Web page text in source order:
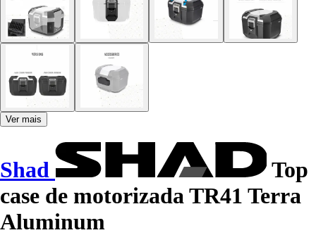
Ver mais
Shad
Top
case de motorizada TR41 Terra
Aluminum